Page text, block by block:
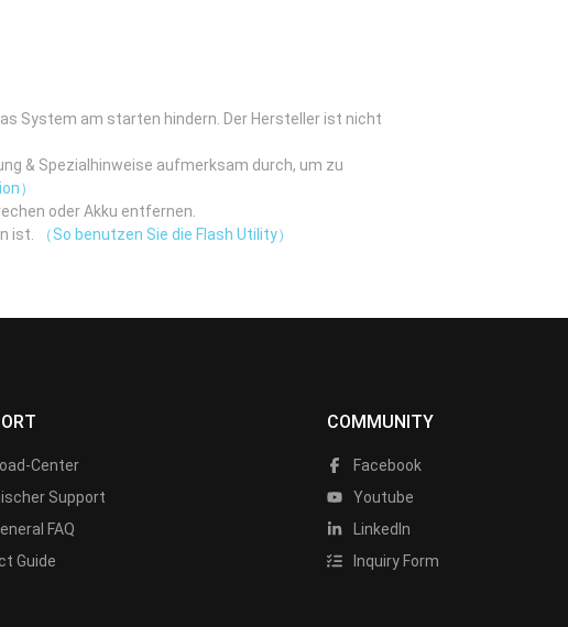
System am starten hindern. Der Hersteller ist nicht
& Spezialhinweise aufmerksam durch, um zu
）
oder Akku entfernen.
ist.
（So benutzen Sie die Flash Utility）
Center
Support
FAQ
Guide
COMMUNITY
Facebook
Youtube
LinkedIn
Inquiry Form